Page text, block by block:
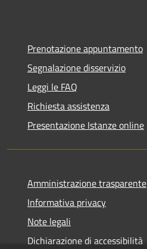
Prenotazione appuntamento
Segnalazione disservizio
Leggi le FAQ
Richiesta assistenza
Presentazione Istanze online
Amministrazione trasparente
Informativa privacy
Note legali
Dichiarazione di accessibilità